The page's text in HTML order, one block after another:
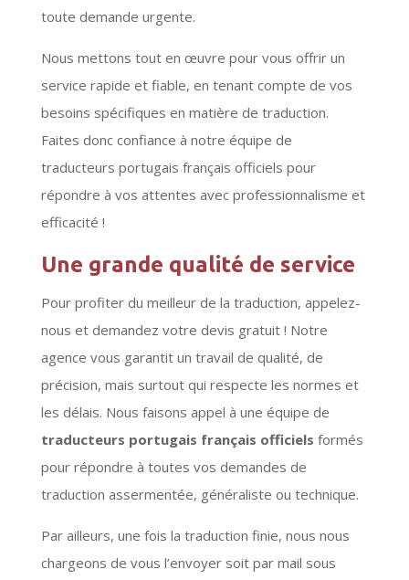
toute demande urgente.
Nous mettons tout en œuvre pour vous offrir un
service rapide et fiable, en tenant compte de vos
besoins spécifiques en matière de traduction.
Faites donc confiance à notre équipe de
traducteurs portugais français officiels pour
répondre à vos attentes avec professionnalisme et
efficacité !
Une grande qualité de service
Pour profiter du meilleur de la traduction, appelez-
nous et demandez votre devis gratuit ! Notre
agence vous garantit un travail de qualité, de
précision, mais surtout qui respecte les normes et
les délais. Nous faisons appel à une équipe de
traducteurs portugais français officiels formés
pour répondre à toutes vos demandes de
traduction assermentée, généraliste ou technique.
Par ailleurs, une fois la traduction finie, nous nous
chargeons de vous l’envoyer soit par mail sous